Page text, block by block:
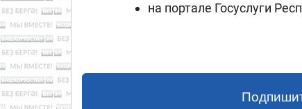
на портале Госуслуги